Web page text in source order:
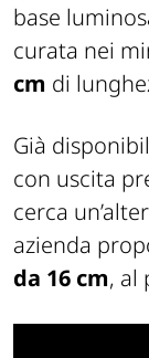
base
curata nei
cm di
Già
con uscita
cerca
azienda
da 16 cm, al